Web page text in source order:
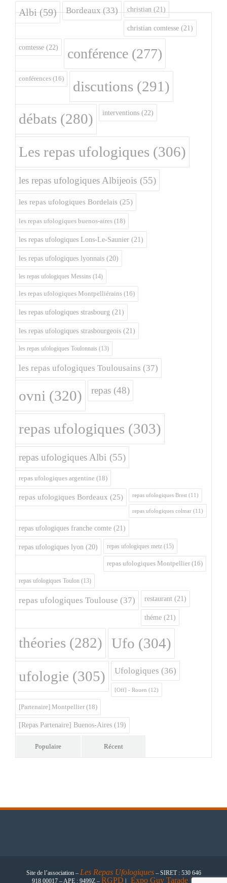
Albi(59) Bordeaux(33) christian (21)
christian comtesse (21)
comtesse (22) conférence (277)
conférences (16) discutions (291)
débats (280) interventions (22)
Les repas ufologiques (306)
les repas ufologiques Albijeois (55)
les repas ufologiques Bordelais (25)
les repas ufologiques buenos-aires (18)
les repas ufologiques Lons-Le-Saunier (21)
les repas ufologiques lyonnais (20)
les repas ufologiques Messins (14)
les repas ufologiques Montpelliérains (16)
les repas ufologiques strasbourg (21)
les repas ufologiques strasbourgeois (21)
les repas ufologiques Toulonnais (13)
les repas ufologiques Toulousains (37)
ovni (320) repas (48)
repas ufologiques (303)
repas ufologiques Albi (55)
repas ufologiques argentine (18)
repas ufologiques Bordeaux (25) repas ufologiques Brest (11)
repas ufologiques colmar (11)
repas ufologiques franche comte (21)
repas ufologiques lyon (20) repas ufologiques metz (15)
repas ufologiques Montpellier (16)
repas ufologiques Toulon (13)
repas ufologiques Toulouse (37) restaurant (21)
théme (21)
théories (282) Ufo (304)
ufologie (305) Ufologiques (36)
[Off] - Rouen (12)
[Partenaire] Montpellier (18)
[Repas Partenaire] Buenos-Aires (19)
Populaire Récent
Site de l’association – Les Repas Ufologiques– SIRET : 530 646
918 00017 – APE : 9499Z – RGPD Expo Guy Tarade